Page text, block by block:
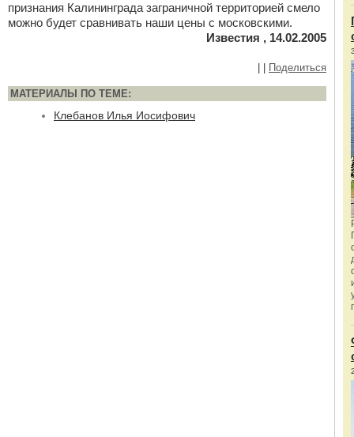
признания Калининграда заграничной территорией смело
можно будет сравнивать наши цены с московскими.
Известия , 14.02.2005
Поделиться
МАТЕРИАЛЫ ПО ТЕМЕ:
Клебанов Илья Иосифович